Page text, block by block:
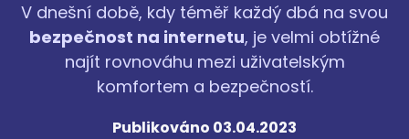
V dnešní době, kdy téměř každý dbá na svou
bezpečnost na internetu, je velmi obtížné
najít rovnováhu mezi uživatelským
komfortem a bezpečností.
Publikováno 03.04.2023